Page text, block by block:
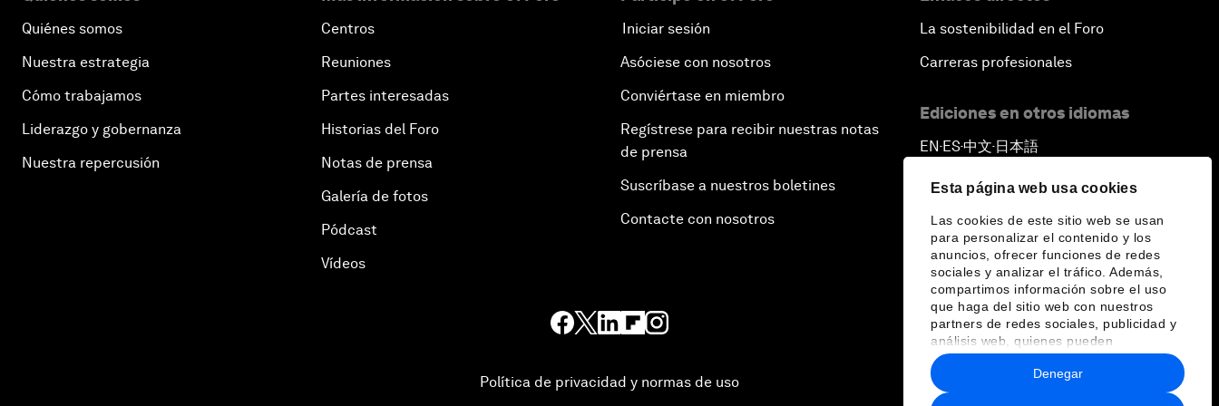
Esta página web usa cookies
Las cookies de este sitio web se usan
para personalizar el contenido y los
anuncios, ofrecer funciones de redes
sociales y analizar el tráfico. Además,
compartimos información sobre el uso
que haga del sitio web con nuestros
partners de redes sociales, publicidad y
análisis web, quienes pueden
combinarla con otra información que les
haya proporcionado o que hayan
recopilado a partir del uso que haya
Denegar
Quiénes somos
Nuestra estrategia
Cómo trabajamos
Liderazgo y gobernanza
Nuestra repercusión
Centros
Reuniones
Partes interesadas
Historias del Foro
Notas de prensa
Galería de fotos
Pódcast
Vídeos
Iniciar sesión
Asóciese con nosotros
Conviértase en miembro
Regístrese para recibir nuestras notas
de prensa
Suscríbase a nuestros boletines
Contacte con nosotros
La sostenibilidad en el Foro
Carreras profesionales
Ediciones en otros idiomas
EN ▪ES▪中文▪ 日本語
Política de privacidad y normas de uso